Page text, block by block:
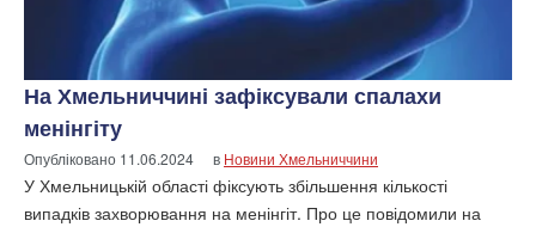
На Хмельниччині зафіксували спалахи
менінгіту
Опубліковано 11.06.2024 в Новини Хмельниччини
У Хмельницькій області фіксують збільшення кількості
випадків захворювання на менінгіт. Про це повідомили на